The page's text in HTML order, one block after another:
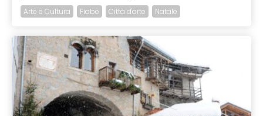
Arte e Cultura Fiabe Città d'arte Natale